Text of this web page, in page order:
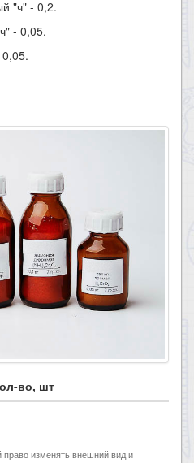
"ч" - 0,2.
- 0,05.
во, шт
право изменять внешний вид и